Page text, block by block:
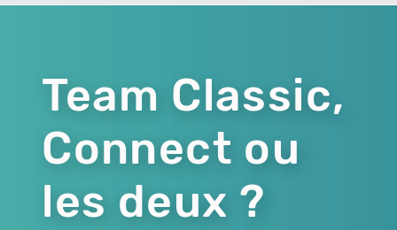
Team Classic,
Connect ou
les deux ?